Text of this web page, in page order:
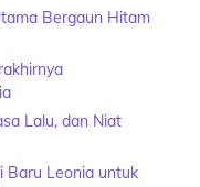
Bergaun Hitam
Lalu, dan Niat
Baru Leonia untuk